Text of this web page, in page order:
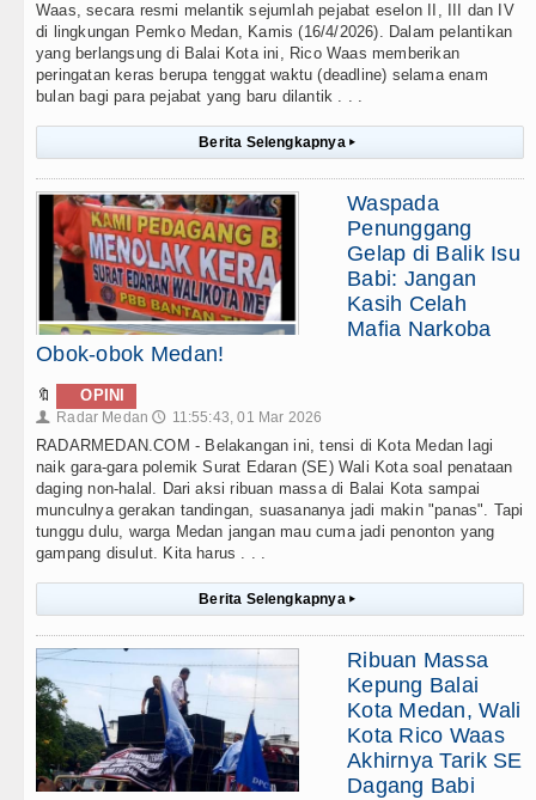
Waas, secara resmi melantik sejumlah pejabat eselon II, III dan IV
di lingkungan Pemko Medan, Kamis (16/4/2026). Dalam pelantikan
yang berlangsung di Balai Kota ini, Rico Waas memberikan
peringatan keras berupa tenggat waktu (deadline) selama enam
bulan bagi para pejabat yang baru dilantik . . .
Berita Selengkapnya ▸
Waspada
Penunggang
Gelap di Balik Isu
Babi: Jangan
Kasih Celah
Mafia Narkoba
Obok-obok Medan!
🔖 OPINI
👤 Radar Medan 🕔 11:55:43, 01 Mar 2026
RADARMEDAN.COM - Belakangan ini, tensi di Kota Medan lagi
naik gara-gara polemik Surat Edaran (SE) Wali Kota soal penataan
daging non-halal. Dari aksi ribuan massa di Balai Kota sampai
munculnya gerakan tandingan, suasananya jadi makin "panas". Tapi
tunggu dulu, warga Medan jangan mau cuma jadi penonton yang
gampang disulut. Kita harus . . .
Berita Selengkapnya ▸
Ribuan Massa
Kepung Balai
Kota Medan, Wali
Kota Rico Waas
Akhirnya Tarik SE
Dagang Babi